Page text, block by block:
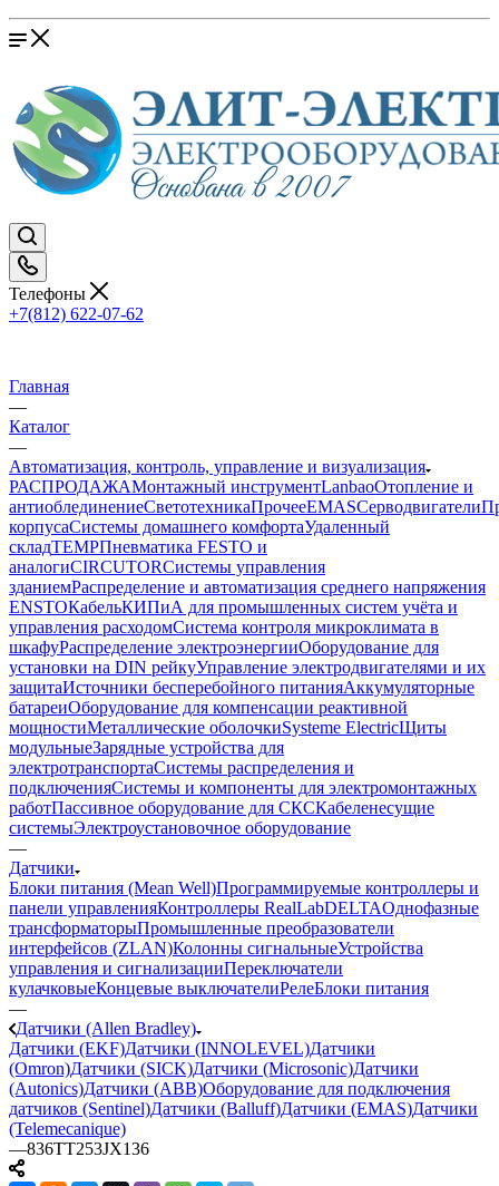
Телефоны
+7(812) 622-07-62
Главная
—
Каталог
—
Автоматизация, контроль, управление и визуализация
РАСПРОДАЖАМонтажный инструментLanbaoОтопление и
антиоблединениеСветотехникаПрочееEMASCерводвигатели
корпусаСистемы домашнего комфортаУдаленный
складTEMPПневматика FESTO и
аналогиCIRCUTORСистемы управления
зданиемРаспределение и автоматизация среднего напряжения
ENSTOКабельКИПиА для промышленных систем учёта и
управления расходомСистема контроля микроклимата в
шкафуРаспределение электроэнергииОборудование для
установки на DIN рейкуУправление электродвигателями и их
защитаИсточники бесперебойного питанияАккумуляторные
батареиОборудование для компенсации реактивной
мощностиМеталлические оболочкиSysteme ElectricЩиты
модульныеЗарядные устройства для
электротранспортаСистемы распределения и
подключенияСистемы и компоненты для электромонтажных
работПассивное оборудование для СКСКабеленесущие
системыЭлектроустановочное оборудование
—
Датчики
Блоки питания (Mean Well)Программируемые контроллеры и
панели управленияКонтроллеры RealLabDELTAОднофазные
трансформаторыПромышленные преобразователи
интерфейсов (ZLAN)Колонны сигнальныеУстройства
управления и сигнализацииПереключатели
кулачковыеКонцевые выключателиРелеБлоки питания
—
Датчики (Allen Bradley)
Датчики (EKF)Датчики (INNOLEVEL)Датчики
(Omron)Датчики (SICK)Датчики (Microsonic)Датчики
(Autonics)Датчики (ABB)Оборудование для подключения
датчиков (Sentinel)Датчики (Balluff)Датчики (EMAS)Датчики
(Telemecanique)
—836TT253JX136